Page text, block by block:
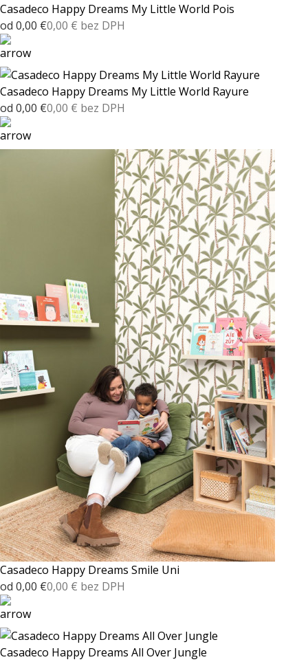
Casadeco Happy Dreams My Little World Pois
od 0,00 €0,00 € bez DPH
Casadeco Happy Dreams My Little World Rayure
od 0,00 €0,00 € bez DPH
Casadeco Happy Dreams Smile Uni
od 0,00 €0,00 € bez DPH
Casadeco Happy Dreams All Over Jungle